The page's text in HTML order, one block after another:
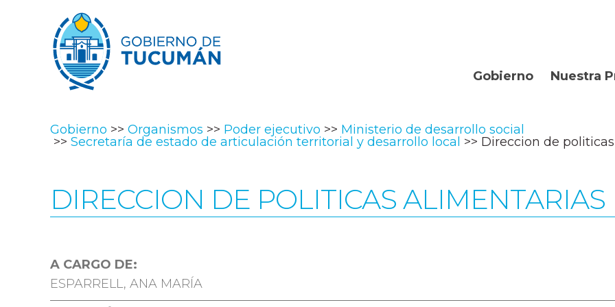
Gobierno
Gobernador
Nuestra
Geografía
Gobierno Organismos Poder ejecutivo
Ministerio de desarrollo social
Secretaría de estado de articulación territorial y desarrollo local
Direccion de
DIRECCION DE POLITICAS ALIMENTARIAS
A CARGO DE:
ESPARRELL, ANA MARÍA